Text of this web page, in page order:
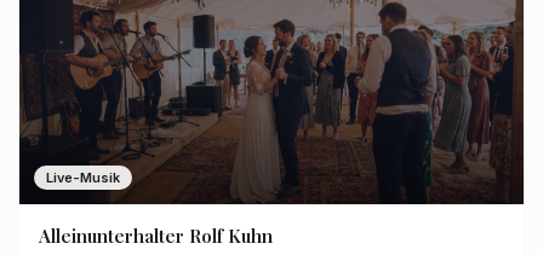
Live-Musik
Alleinunterhalter Rolf Kuhn